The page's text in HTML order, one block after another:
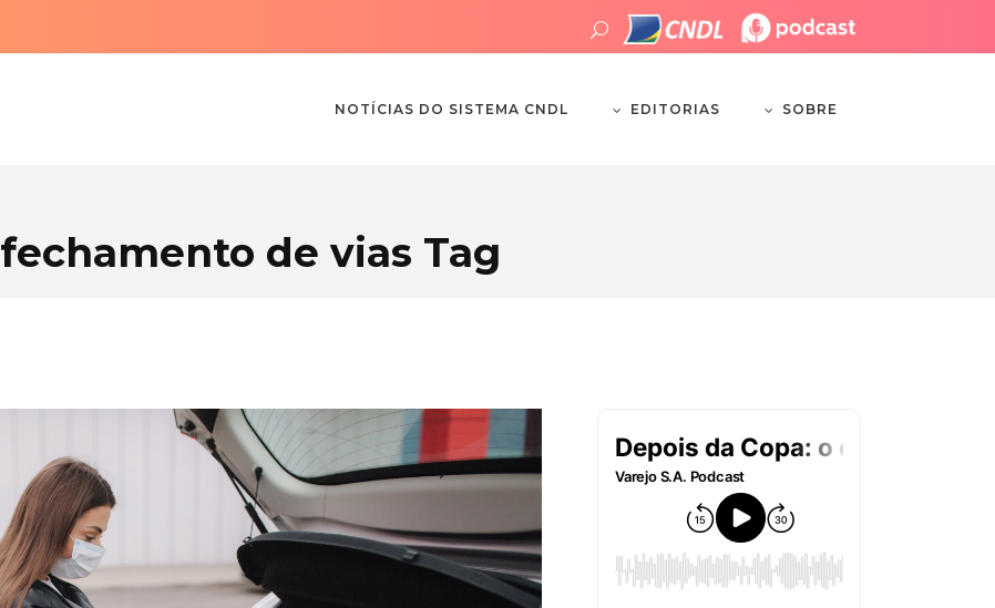
NOTÍCIAS DO SISTEMA CNDL EDITORIAS SOBRE
fechamento de vias Tag